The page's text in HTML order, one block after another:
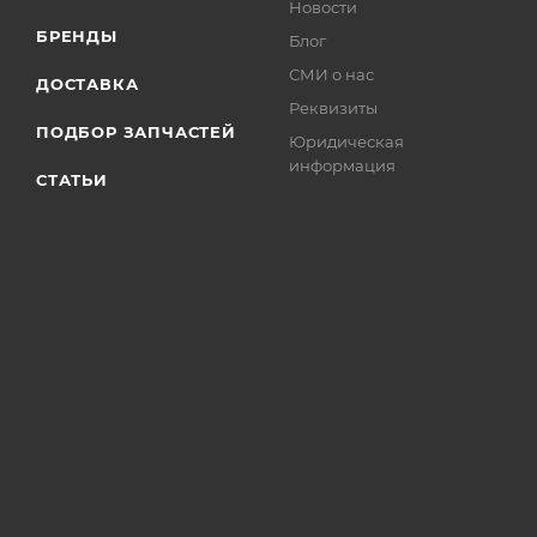
БРЕНДЫ
ДОСТАВКА
ПОДБОР ЗАПЧАСТЕЙ
СТАТЬИ
Новости
Блог
СМИ о нас
Реквизиты
Юридическая
информация